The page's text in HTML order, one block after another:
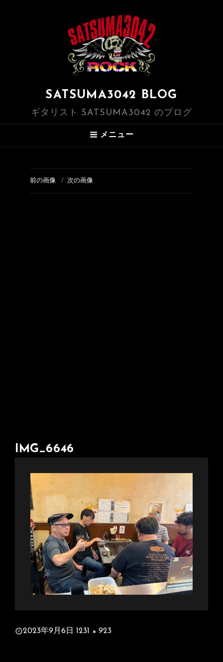
SATSUMA3042 BLOG
ギタリスト SATSUMA3042 のブログ
メニュー
前の画像 次の画像
IMG_6646
投2023年9月6日 1231 × 923